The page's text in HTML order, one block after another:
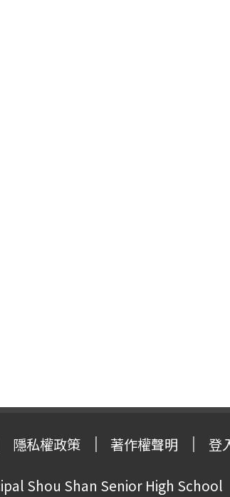
隱私權政策 著作權聲明 登
Shou Shan Senior High School